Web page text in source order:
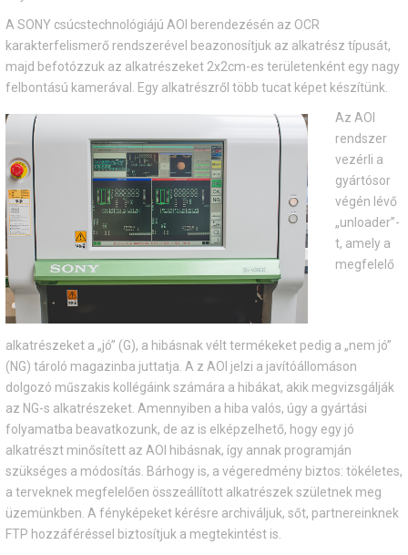
A SONY csúcstechnológiájú AOI berendezésén az OCR
karakterfelismerő rendszerével beazonosítjuk az alkatrész típusát,
majd befotózzuk az alkatrészeket 2x2cm-es területenként egy nagy
felbontású kamerával. Egy alkatrészről több tucat képet készítünk.
Az AOI
rendszer
vezérli a
gyártósor
végén lévő
„unloader”-
t, amely a
megfelelő
alkatrészeket a „jó” (G), a hibásnak vélt termékeket pedig a „nem jó”
(NG) tároló magazinba juttatja. A z AOI jelzi a javítóállomáson
dolgozó műszakis kollégáink számára a hibákat, akik megvizsgálják
az NG-s alkatrészeket. Amennyiben a hiba valós, úgy a gyártási
folyamatba beavatkozunk, de az is elképzelhető, hogy egy jó
alkatrészt minősített az AOI hibásnak, így annak programján
szükséges a módosítás. Bárhogy is, a végeredmény biztos: tökéletes,
a terveknek megfelelően összeállított alkatrészek születnek meg
üzemünkben. A fényképeket kérésre archiváljuk, sőt, partnereinknek
FTP hozzáféréssel biztosítjuk a megtekintést is.